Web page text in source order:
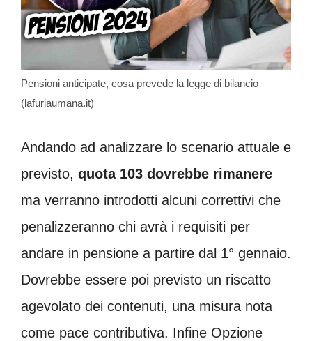
Pensioni anticipate, cosa prevede la legge di bilancio
(lafuriaumana.it)
Andando ad analizzare lo scenario attuale e
previsto, quota 103 dovrebbe rimanere
ma verranno introdotti alcuni correttivi che
penalizzeranno chi avrà i requisiti per
andare in pensione a partire dal 1° gennaio.
Dovrebbe essere poi previsto un riscatto
agevolato dei contenuti, una misura nota
come pace contributiva. Infine Opzione